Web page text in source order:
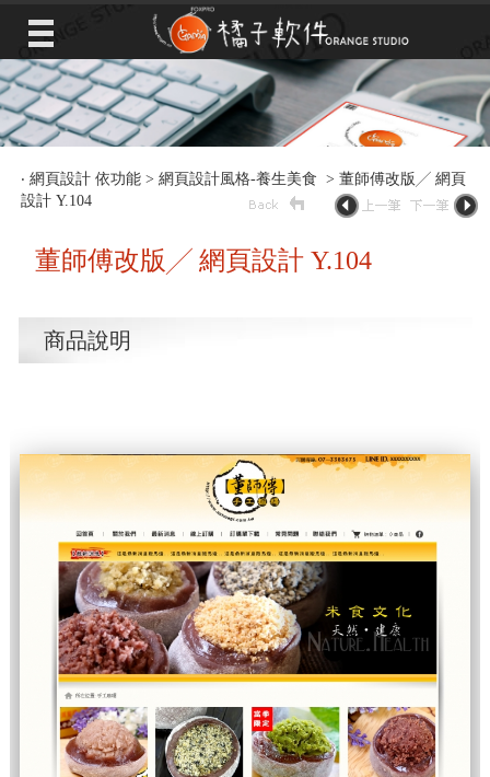
‧ 網頁設計 依功能> 網頁設計風格-養生美食 > 董師傅改版╱ 網頁
設計 Y.104
董師傅改版╱ 網頁設計 Y.104
商品說明